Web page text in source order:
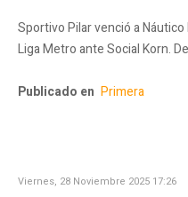
Sportivo Pilar venció a
Liga Metro ante Social Korn.
Publicado en Primera
Viernes, 28 Noviembre 2025 17:26